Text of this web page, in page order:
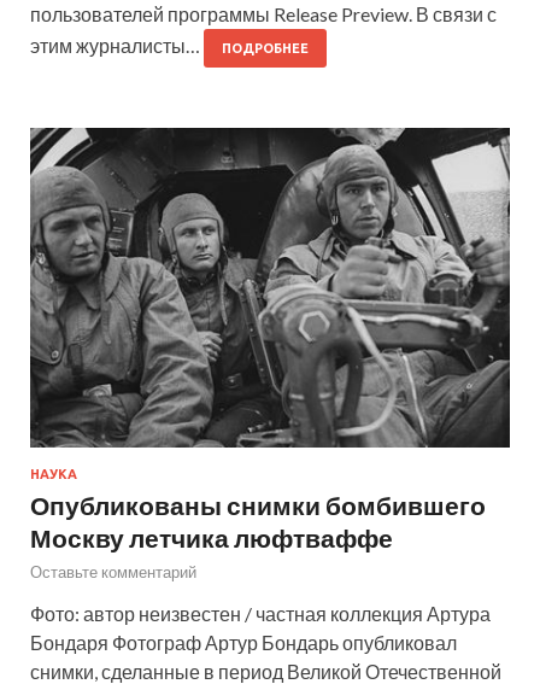
пользователей программы Release Preview. В связи с
этим журналисты…
ПОДРОБНЕЕ
НАУКА
Опубликованы снимки бомбившего
Москву летчика люфтваффе
Оставьте комментарий
Фото: автор неизвестен / частная коллекция Артура
Бондаря Фотограф Артур Бондарь опубликовал
снимки, сделанные в период Великой Отечественной